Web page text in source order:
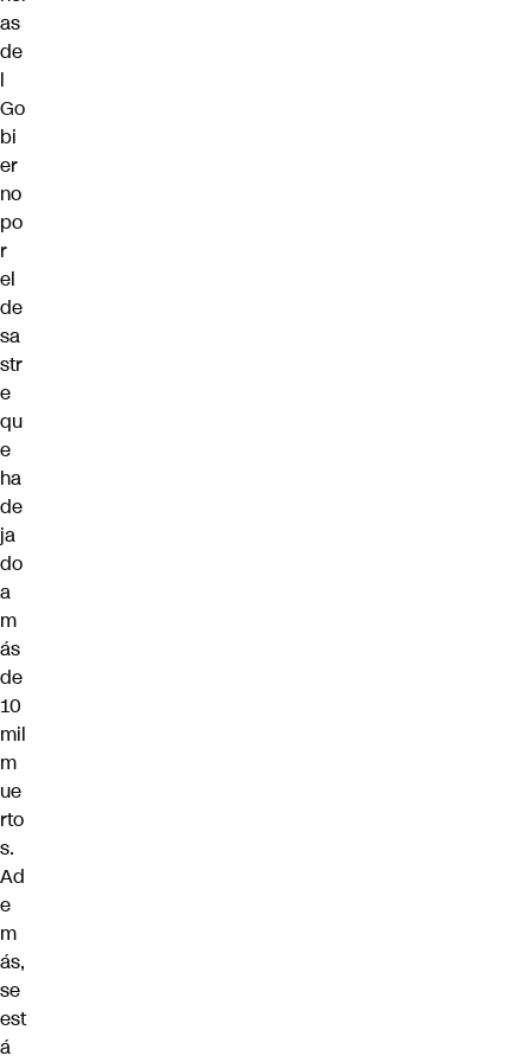
as
de
l
Go
bi
er
no
po
r
el
de
sa
str
e
qu
e
ha
de
ja
do
a
m
ás
de
10
mil
m
ue
rto
s.
Ad
e
m
ás,
se
est
á